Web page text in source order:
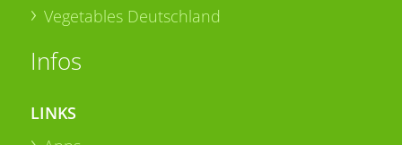
Vegetables Deutschland
Infos
LINKS